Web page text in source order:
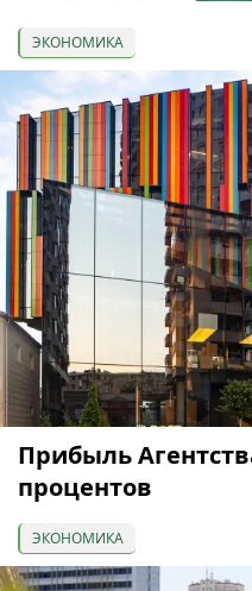
ЭКОНОМИКА
Прибыль
процентов
ЭКОНОМИКА